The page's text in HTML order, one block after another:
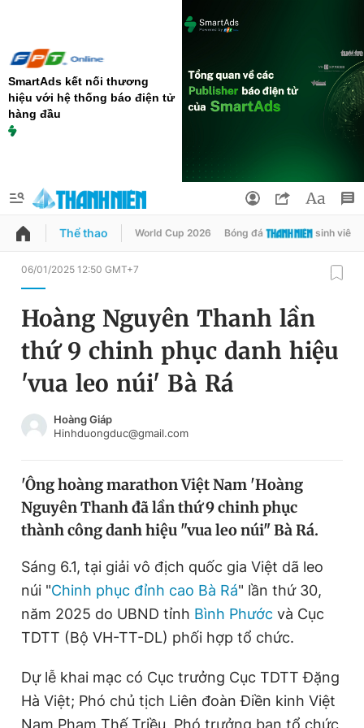
SmartAds kết nối thương
hiệu với hệ thống báo điện tử
hàng đầu
QUẢNG CÁO ĐẶT BÁO
Chuyên mục
Chuyên mục khác
Chào ngày mới
Video Magazine
Sản phẩm khác
Tiện ích Bạn cần biết
Đổi mật khẩu
Tin đã lưu
Thể thao World Cup 2026 Bóng đá sinh viên
06/01/2025 12:50 GMT+7
Hoàng Nguyên Thanh lần
thứ 9 chinh phục danh hiệu
'vua leo núi' Bà Rá
Hoàng Giáp
Hinhduongduc@gmail.com
'Ông hoàng marathon Việt Nam 'Hoàng
Nguyên Thanh đã lần thứ 9 chinh phục
thành công danh hiệu "vua leo núi" Bà Rá.
Sáng 6.1, tại giải vô địch quốc gia Việt dã leo
núi "Chinh phục đỉnh cao Bà Rá" lần thứ 30,
năm 2025 do UBND tỉnh Bình Phước và Cục
TDTT (Bộ VH-TT-DL) phối hợp tổ chức.
Dự lễ khai mạc có Cục trưởng Cục TDTT Đặng
Hà Việt; Phó chủ tịch Liên đoàn Điền kinh Việt
Nam Phạm Thế Triều, Phó trưởng ban tổ chức